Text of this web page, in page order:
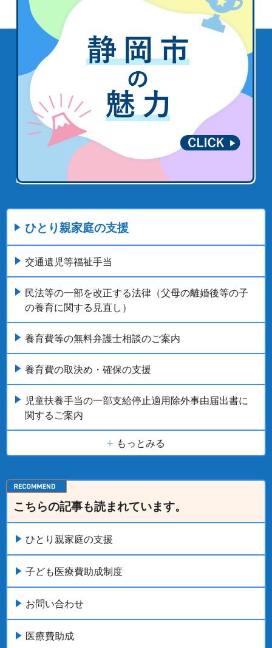
ひとり親家庭の支援
交通遺児等福祉手当
民法等の一部を改正する法律（父母の離婚後等の子
の養育に関する見直し）
養育費等の無料弁護士相談のご案内
養育費の取決め・確保の支援
児童扶養手当の一部支給停止適用除外事由届出書に
関するご案内
もっとみる
こちらの記事も読まれています。
ひとり親家庭の支援
子ども医療費助成制度
お問い合わせ
医療費助成